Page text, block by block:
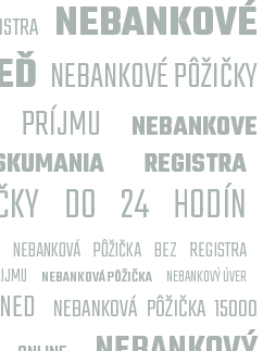
NEBANKOVÉ
NEBANKOVÉ PÔŽIČKY
PRÍJMU
NEBANKOVE
REGISTRA
DO 24 HODÍN
NEBANKOVÁ PÔŽIČKA BEZ REGISTRA
NEBANKOVÁ PÔŽIČKA NEBANKOVÝ ÚVER
NEBANKOVÁ PÔŽIČKA 15000